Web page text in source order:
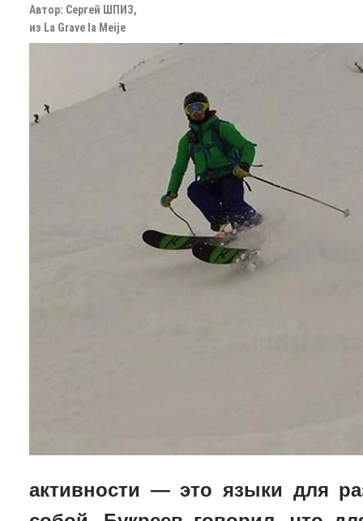
Автор: Сергей ШПИЗ,
из La Grave la Meije
активности — это языки для